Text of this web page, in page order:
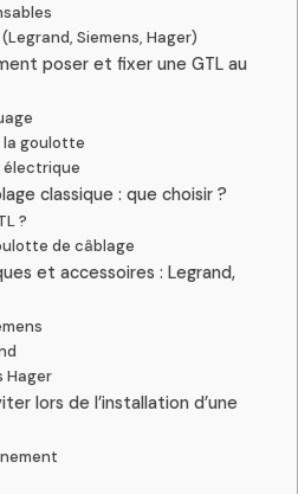
Siemens, Hager)
poser et fixer une GTL au
la goulotte
électrique
classique : que choisir ?
?
de câblage
et accessoires : Legrand,
Hager
lors de l’installation d’une